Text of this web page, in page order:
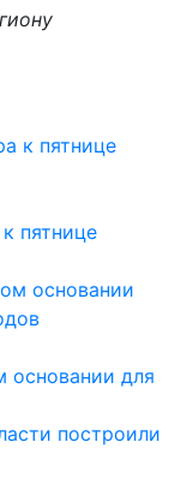
пятнице
основании для